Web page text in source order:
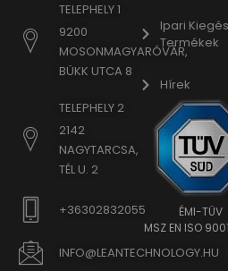
TELEPHELY 1
9200
MOSONMAGYARÓVÁR,
BÜKK UTCA 8
TELEPHELY 2
2142
NAGYTARCSA,
TÉL U. 2
+36302832055
INFO@LEANTECHNOLOGY.HU
Ipari
Termékek
Hírek
ÉMI-TÜV
MSZ EN ISO